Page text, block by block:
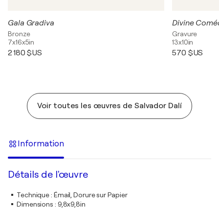
Gala Gradiva
Bronze
7x16x5in
2 180 $US
Gravure
13x10in
570 $US
Voir toutes les œuvres de Salvador Dalí
Information
Détails de l'œuvre
Technique: Émail, Dorure sur Papier
Dimensions : 9,8x9,8in